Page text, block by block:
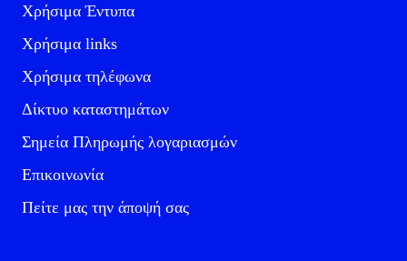
Χρήσιμα Έντυπα
Χρήσιμα links
Χρήσιμα τηλέφωνα
Δίκτυο καταστημάτων
Σημεία Πληρωμής λογαριασμών
Επικοινωνία
Πείτε μας την άποψή σας